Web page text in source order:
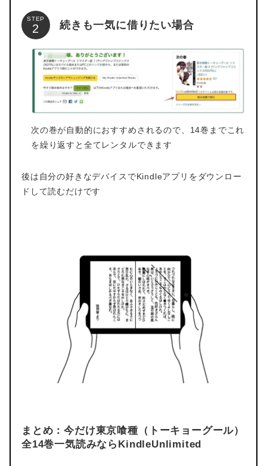
STEP
続きも一気に借りたい場合
次の巻が自動的におすすめされるので、14巻までこれ
を繰り返すと全てレンタルできます
後は自分の好きなデバイスでKindleアプリをダウンロー
ドして読むだけです
まとめ：今だけ東京喰種（トーキョーグール）
全14巻一気読みならKindleUnlimited